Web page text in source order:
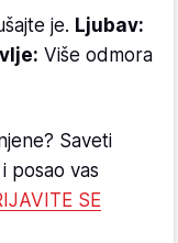
je. Ljubav:
Više odmora
Saveti
posao vas
SE